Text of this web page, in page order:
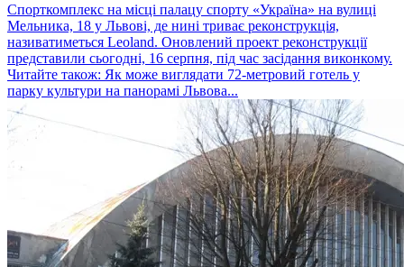
Спорткомплекс на місці палацу спорту «Україна» на вулиці
Мельника, 18 у Львові, де нині триває реконструкція,
називатиметься Leoland. Оновлений проект реконструкції
представили сьогодні, 16 серпня, під час засідання виконкому.
Читайте також: Як може виглядати 72-метровий готель у
парку культури на панорамі Львова...